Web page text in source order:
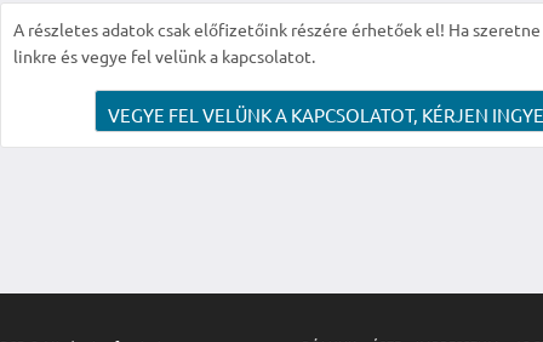
A részletes adatok csak előfizetőink részére érhetőek el! Ha
linkre és vegye fel velünk a kapcsolatot.
VEGYE FEL VELÜNK A KAPCSOLATOT, KÉRJEN